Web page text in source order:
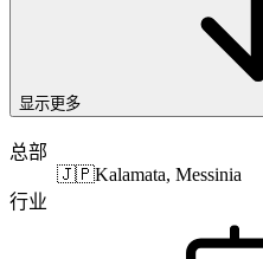
显示更多
总部
🇯🇵Kalamata, Messinia
行业